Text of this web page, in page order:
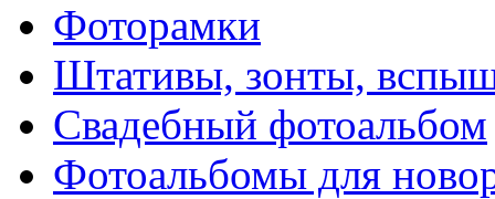
Фоторамки
Штативы, зонты,
Свадебный фотоальбом
Фотоальбомы для